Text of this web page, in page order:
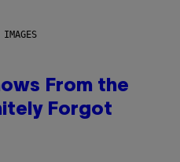
From the
Forgot